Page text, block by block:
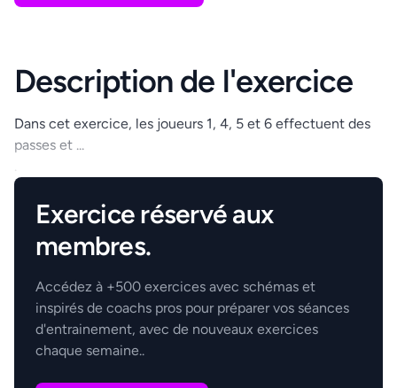
Description de l'exercice
Dans cet exercice, les joueurs 1, 4, 5 et 6 effectuent des
passes et ...
.
Exercice réservé aux
membres.
Accédez à +500 exercices avec schémas et
inspirés de coachs pros pour préparer vos séances
d'entrainement, avec de nouveaux exercices
chaque semaine..